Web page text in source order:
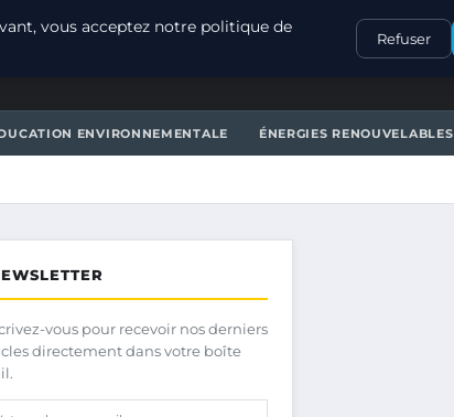
ENVIRONNEMENTALE ÉNERGIES RENOUVELABLES
vous pour recevoir nos derniers
directement dans votre boîte
vous acceptez notre politique de
Refuser